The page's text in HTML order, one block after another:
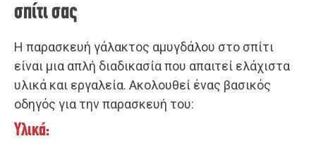
σπίτι σας
Η παρασκευή γάλακτος αμυγδάλου στο σπίτι
είναι μια απλή διαδικασία που απαιτεί ελάχιστα
υλικά και εργαλεία. Ακολουθεί ένας βασικός
οδηγός για την παρασκευή του:
Υλικά: